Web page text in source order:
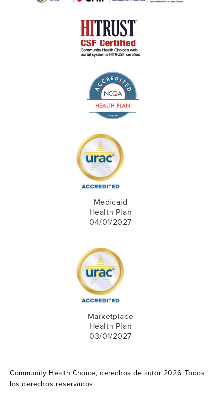
Medicaid
Health Plan
04/01/2027
Marketplace
Health Plan
03/01/2027
Community Health Choice, derechos de autor 2026. Todos
los derechos reservados.